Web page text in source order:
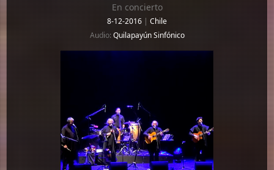
En concierto
8-12-2016|Chile
Audio:Quilapayún Sinfónico